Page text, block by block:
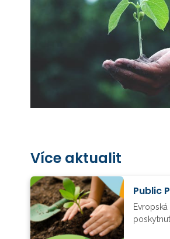
Více aktualit
Public